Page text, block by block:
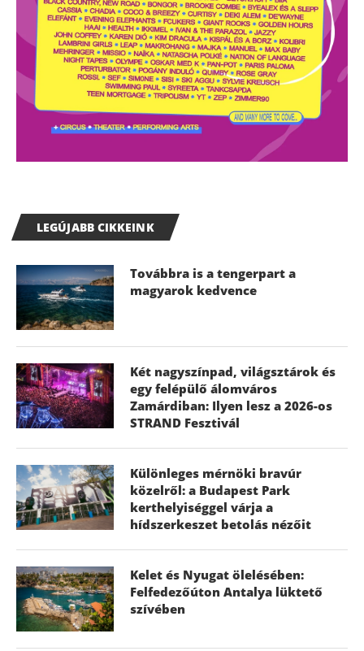
LEGÚJABB CIKKEINK
Továbbra is a tengerpart a
magyarok kedvence
Két nagyszínpad, világsztárok és
egy felépülő álomváros
Zamárdiban: Ilyen lesz a 2026-os
STRAND Fesztivál
Különleges mérnöki bravúr
közelről: a Budapest Park
kerthelyiséggel várja a
hídszerkeszet betolás nézőit
Kelet és Nyugat ölelésében:
Felfedezőúton Antalya lüktető
szívében